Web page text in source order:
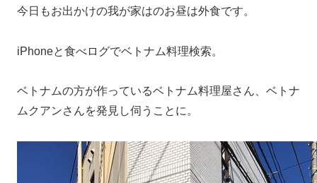
今日もお出かけの我が家はのお昼は外食です。
iPhoneと食べログでベトナム料理検索。
ベトナムの方が作っているベトナム料理屋さん、ベトナ
ムクアンさんを発見し伺うことに。